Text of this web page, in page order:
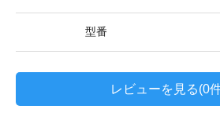
型番
レビューを見る(0